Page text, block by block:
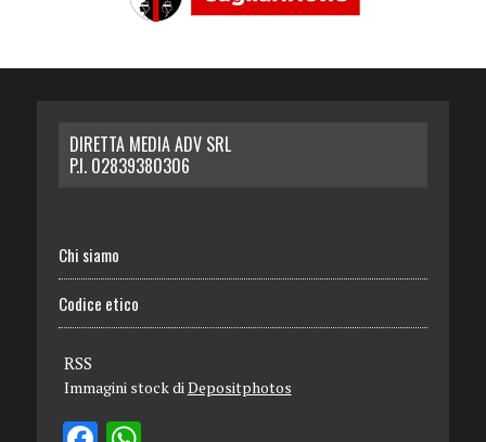
DIRETTA MEDIA ADV SRL
P.I. 02839380306
Chi siamo
Codice etico
RSS
Immagini stock diDepositphotos